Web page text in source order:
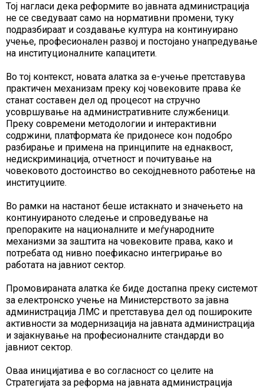
Тој нагласи дека реформите во јавната администрација
не се сведуваат само на нормативни промени, туку
подразбираат и создавање култура на континуирано
учење, професионален развој и постојано унапредување
на институционалните капацитети.
Во тој контекст, новата алатка за е-учење претставува
практичен механизам преку кој човековите права ќе
станат составен дел од процесот на стручно
усовршување на административните службеници.
Преку современи методологии и интерактивни
содржини, платформата ќе придонесе кон подобро
разбирање и примена на принципите на еднаквост,
недискриминација, отчетност и почитување на
човековото достоинство во секојдневното работење на
институциите.
Во рамки на настанот беше истакнато и значењето на
континуираното следење и спроведување на
препораките на националните и меѓународните
механизми за заштита на човековите права, како и
потребата од нивно поефикасно интегрирање во
работата на јавниот сектор.
Промовираната алатка ќе биде достапна преку системот
за електронско учење на Министерството за јавна
администрација ЛМС и претставува дел од пошироките
активности за модернизација на јавната администрација
и зајакнување на професионалните стандарди во
јавниот сектор.
Оваа иницијатива е во согласност со целите на
Стратегијата за реформа на јавната администрација